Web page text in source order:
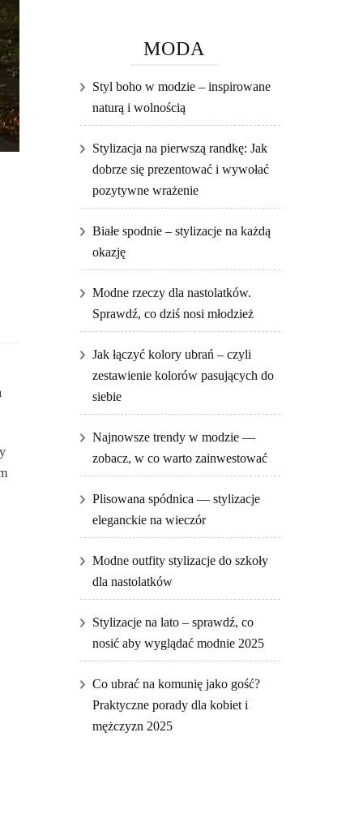
MODA
Styl boho w modzie – inspirowane
naturą i wolnością
Stylizacja na pierwszą randkę: Jak
dobrze się prezentować i wywołać
pozytywne wrażenie
Białe spodnie – stylizacje na każdą
okazję
Modne rzeczy dla nastolatków.
Sprawdź, co dziś nosi młodzież
Jak łączyć kolory ubrań – czyli
zestawienie kolorów pasujących do
siebie
Najnowsze trendy w modzie —
zobacz, w co warto zainwestować
Plisowana spódnica — stylizacje
eleganckie na wieczór
Modne outfity stylizacje do szkoły
dla nastolatków
Stylizacje na lato – sprawdź, co
nosić aby wyglądać modnie 2025
Co ubrać na komunię jako gość?
Praktyczne porady dla kobiet i
mężczyzn 2025